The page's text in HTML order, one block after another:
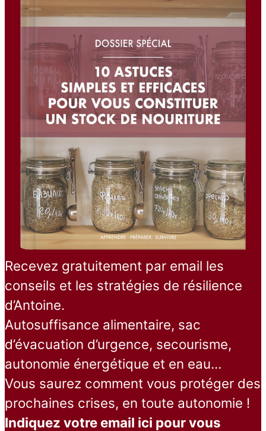
Recevez gratuitement par email les
conseils et les stratégies de résilience
d’Antoine.
Autosuffisance alimentaire, sac
d’évacuation d’urgence, secourisme,
autonomie énergétique et en eau…
Vous saurez comment vous protéger des
prochaines crises, en toute autonomie !
Indiquez votre email ici pour vous